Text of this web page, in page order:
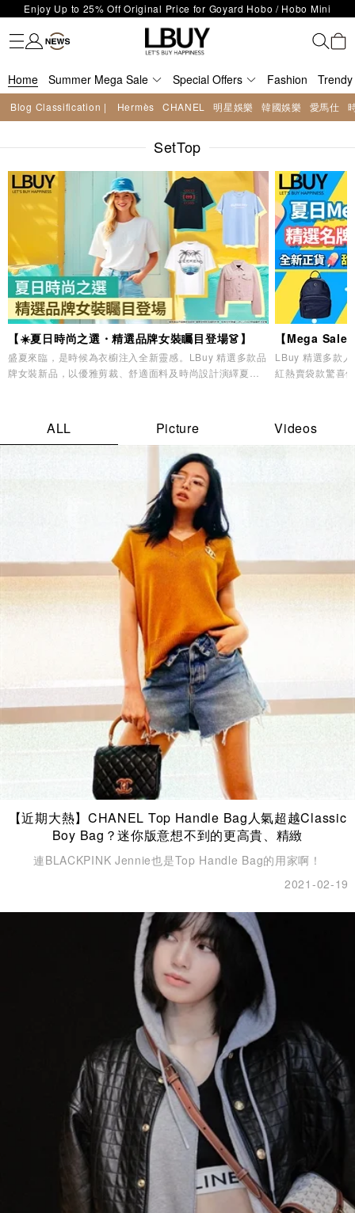
LBuy Exclusive : Hermès / Chanel handbags and jewellery up to 40%
off—shop now!
LBuy Nintendo Switch / Nintendo Switch 2 Official Product Retail Store
is now open at Shop 426, Level 4, MOKO！
The 10,000 feet flagship store with Hermès、CHANEL and LV areas at
Free Delivery over HKD500!
LBuy receives Hong Kong IPD's 2026 'No Fakes Pledge' mark.
LBuy MEGA SALE: Up to 40% OFF Selected Designer Bags and Small
Limited Edition!
Fashion
Trendy brand
Kidswear
Beauty
Fragrance
Personal Care
Mother Care & Baby
Games and fine toys
Stationery
Home Living
Electronics
Food
Health Care
Outdoor
Home Summer Mega Sale Special Offers Fashion
Blog Classification | Hermès CHANEL 明星娛樂 韓國娛樂 愛馬仕
SetTop
【☀️夏日時尚之選・精選品牌女裝矚目登場👗】
盛夏來臨，是時候為衣櫥注入全新靈感。LBuy 精選多款品
牌女裝新品，以優雅剪裁、舒適面料及時尚設計演繹夏日
【Mega
LBuy 精選多款
紅熱賣袋款驚喜
ALL Picture Videos
【近期大熱】CHANEL Top Handle Bag人氣超越Classic
Boy Bag？迷你版意想不到的更高貴、精緻
連BLACKPINK Jennie也是Top Handle Bag的用家啊！
2021-02-19